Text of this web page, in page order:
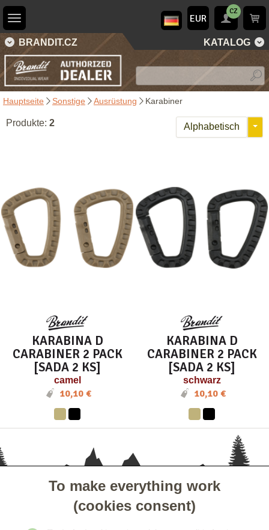
To make everything work
(cookies consent)
EUR
CZ
BRANDIT.CZ KATALOG
Hauptseite Sonstige Ausrüstung Karabiner
Produkte: 2 Alphabetisch
KARABINA D
CARABINER 2 PACK
[SADA 2 KS]
camel
10,10 €
KARABINA D
CARABINER 2 PACK
[SADA 2 KS]
schwarz
10,10 €
- GESELLSCHAFT